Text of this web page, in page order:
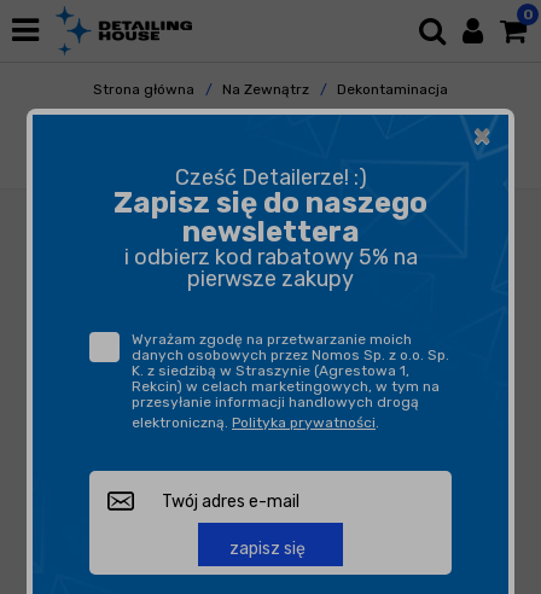
0
Strona główna Na Zewnątrz
Dekontaminacja
Usuwanie Waterspotów
×
Cześć Detailerze! :)
Zapisz się do naszego
newslettera
i odbierz kod rabatowy 5% na
pierwsze zakupy
Wyrażam zgodę na przetwarzanie moich
danych osobowych przez Nomos Sp. z o.o. Sp.
K. z siedzibą w Straszynie (Agrestowa 1,
Rekcin) w celach marketingowych, w tym na
przesyłanie informacji handlowych drogą
elektroniczną. Polityka prywatności.
zapisz się